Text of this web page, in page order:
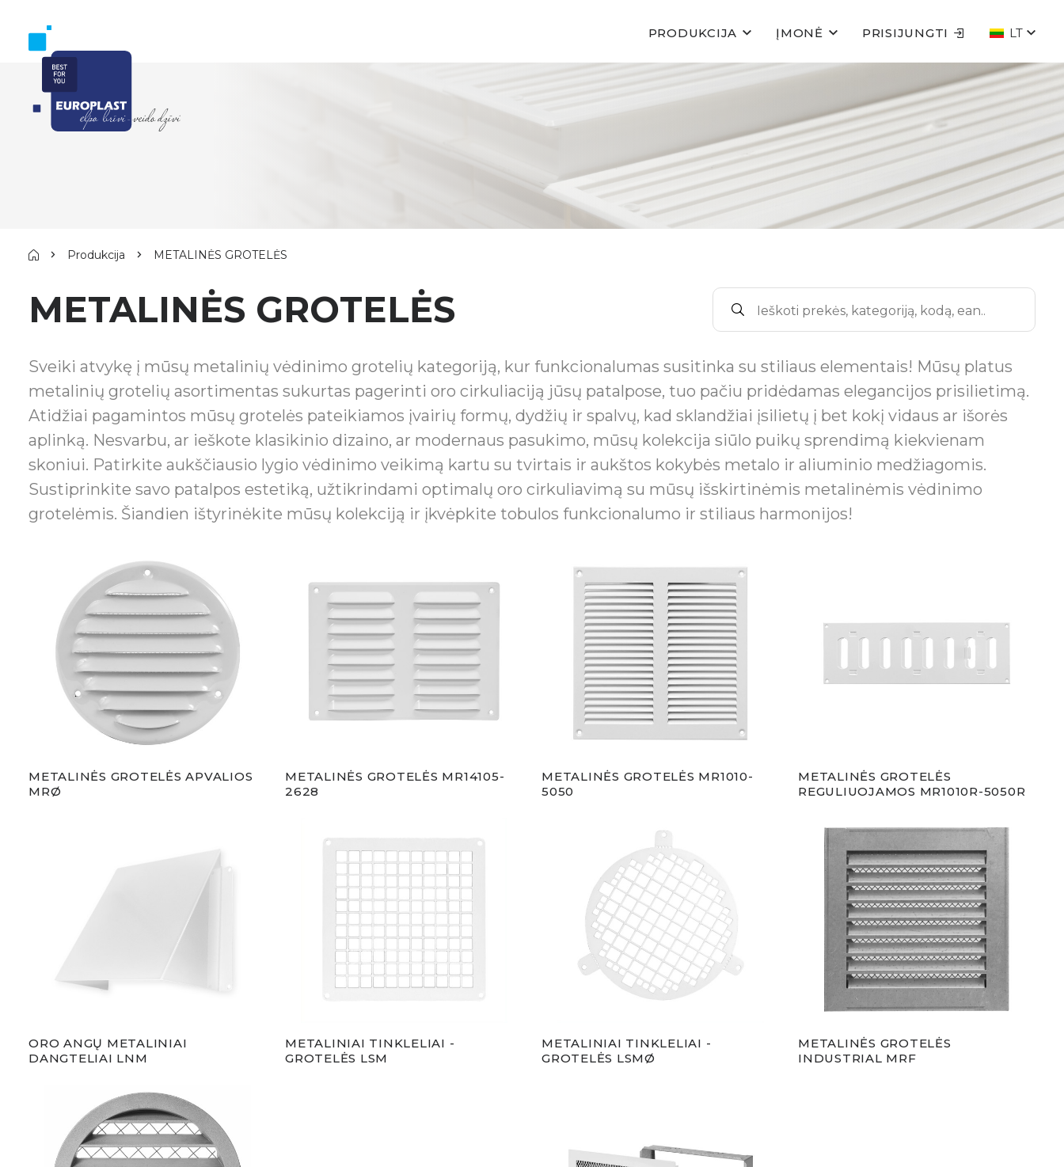
PRODUKCIJA ĮMONĖ PRISIJUNGTI LT
Produkcija METALINĖS GROTELĖS
METALINĖS GROTELĖS
Sveiki atvykę į mūsų metalinių vėdinimo grotelių kategoriją, kur funkcionalumas susitinka su stiliaus elementais! Mūsų platus
metalinių grotelių asortimentas sukurtas pagerinti oro cirkuliaciją jūsų patalpose, tuo pačiu pridėdamas elegancijos prisilietimą.
Atidžiai pagamintos mūsų grotelės pateikiamos įvairių formų, dydžių ir spalvų, kad sklandžiai įsilietų į bet kokį vidaus ar išorės
aplinką. Nesvarbu, ar ieškote klasikinio dizaino, ar modernaus pasukimo, mūsų kolekcija siūlo puikų sprendimą kiekvienam
skoniui. Patirkite aukščiausio lygio vėdinimo veikimą kartu su tvirtais ir aukštos kokybės metalo ir aliuminio medžiagomis.
Sustiprinkite savo patalpos estetiką, užtikrindami optimalų oro cirkuliavimą su mūsų išskirtinėmis metalinėmis vėdinimo
grotelėmis. Šiandien ištyrinėkite mūsų kolekciją ir įkvėpkite tobulos funkcionalumo ir stiliaus harmonijos!
METALINĖS GROTELĖS APVALIOS
MRØ
METALINĖS GROTELĖS MR14105-
2628
METALINĖS GROTELĖS MR1010-
5050
METALINĖS GROTELĖS
REGULIUOJAMOS MR1010R-5050R
ORO ANGŲ METALINIAI
DANGTELIAI LNM
METALINIAI TINKLELIAI -
GROTELĖS LSM
METALINIAI TINKLELIAI -
GROTELĖS LSMØ
METALINĖS GROTELĖS
INDUSTRIAL MRF